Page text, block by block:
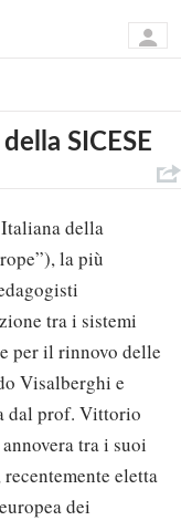
SICESE
della
la più
tra i sistemi
per il rinnovo delle
Visalberghi e
dal prof. Vittorio
tra i suoi
eletta
dei